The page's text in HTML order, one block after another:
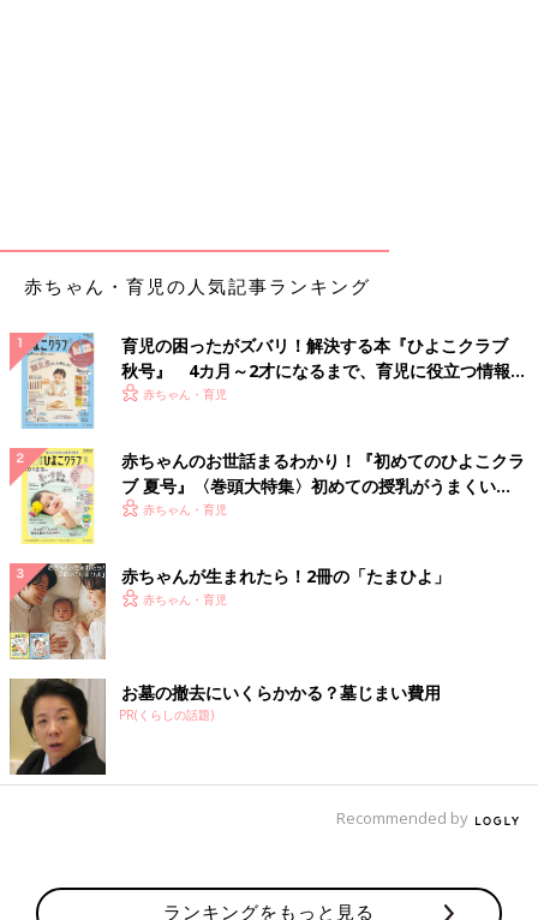
赤ちゃん・育児の人気記事ランキング
育児の困ったがズバリ！解決する本『ひよこクラブ
秋号』 4カ月～2才になるまで、育児に役立つ情報が
いっぱい！
赤ちゃん・育児
赤ちゃんのお世話まるわかり！『初めてのひよこクラ
ブ 夏号』〈巻頭大特集〉初めての授乳がうまくい
く！ おっぱい・ミルクの基本と夏のトラブル 解決テ
赤ちゃん・育児
赤ちゃんが生まれたら！2冊の「たまひよ」
赤ちゃん・育児
お墓の撤去にいくらかかる？墓じまい費用
PR(くらしの話題)
Recommended by
ランキングをもっと見る